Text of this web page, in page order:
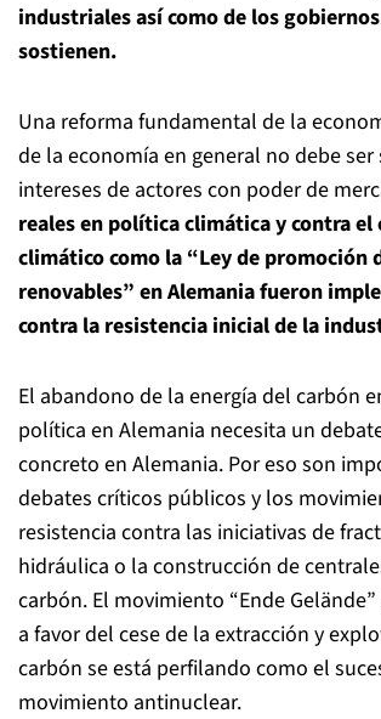
industriales así como de los
sostienen.
Una reforma fundamental de la
de la economía en general no debe
intereses de actores con poder de
reales en política climática y contra el
climático como la “Ley de promoción
renovables” en Alemania fueron
contra la resistencia inicial de la
El abandono de la energía del carbón
política en Alemania necesita un
concreto en Alemania. Por eso son
debates críticos públicos y los
resistencia contra las iniciativas de
hidráulica o la construcción de
carbón. El movimiento “Ende
a favor del cese de la extracción y
carbón se está perfilando como el
movimiento antinuclear.